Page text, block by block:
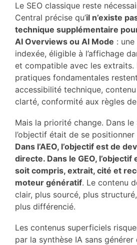
Le SEO classique reste
Central précise qu’il n’existe
technique supplémentaire
AI Overviews ou AI Mode :
indexée, éligible à l’affichage
et compatible avec les extraits.
pratiques fondamentales
accessibilité technique,
clarté, conformité aux règles de
Mais la priorité change. Dans le
l’objectif était de se positionner
Dans l’AEO, l’objectif est de
directe. Dans le GEO,
soit compris, extrait, cité et
moteur génératif. Le contenu
clair, plus sourcé, plus
plus différencié.
Les contenus superficiels
par la synthèse IA sans générer